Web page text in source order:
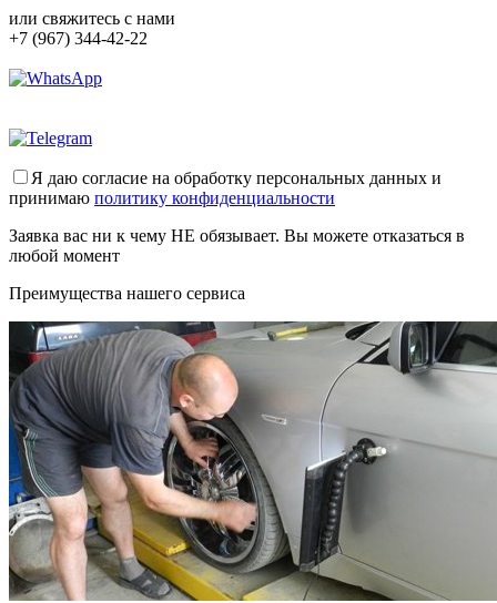
или свяжитесь с нами
+7 (967) 344-42-22
Я даю согласие на обработку персональных данных и
принимаю политику конфиденциальности
Заявка вас ни к чему НЕ обязывает. Вы можете отказаться в
любой момент
Преимущества нашего сервиса